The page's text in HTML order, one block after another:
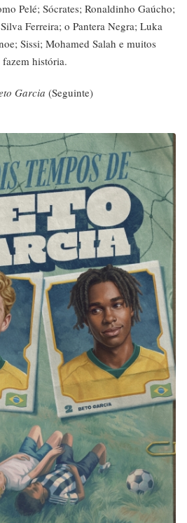
Pelé; Sócrates; Ronaldinho Gaúcho;
Ferreira; o Pantera Negra; Luka
Sissi; Mohamed Salah e muitos
história.
Garcia (Seguinte)